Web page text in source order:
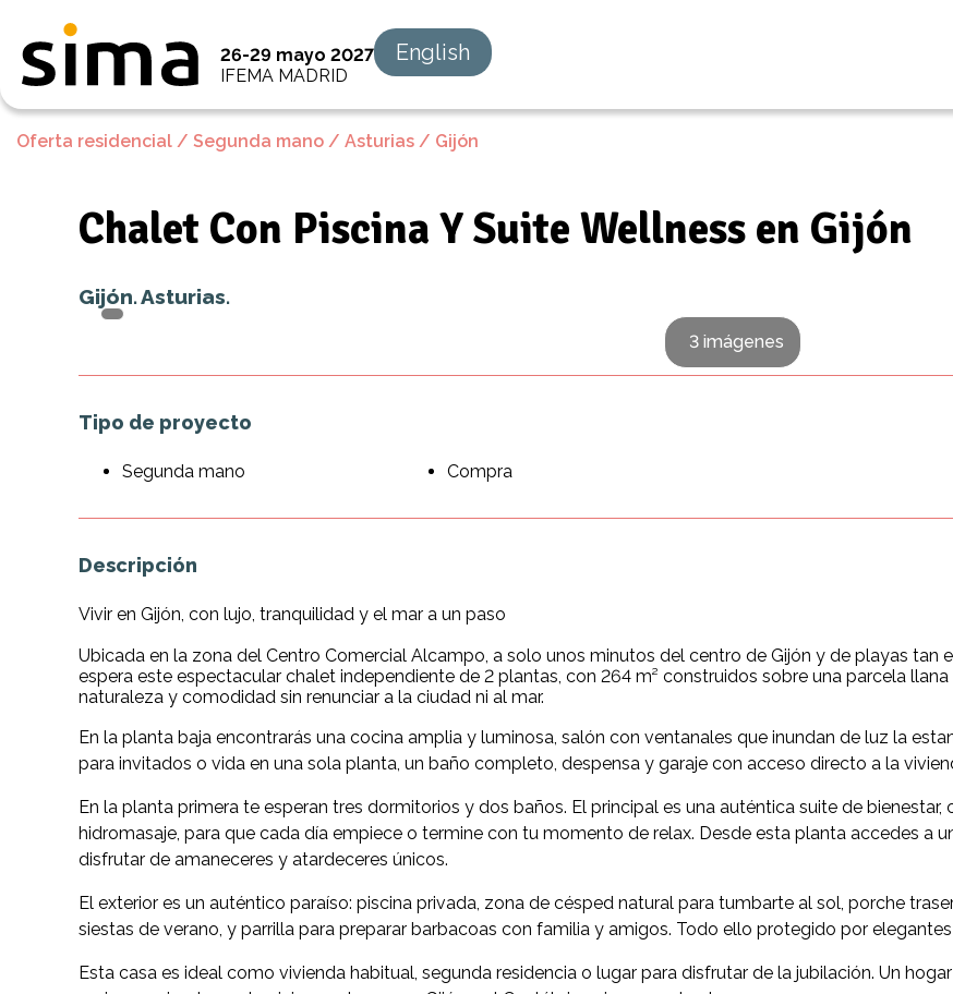
26-29 mayo 2027
IFEMA MADRID
English
Oferta residencial / Segunda mano / Asturias / Gijón
Chalet Con Piscina Y Suite Wellness en Gijón
Gijón. Asturias.
3 imágenes
Tipo de proyecto
Segunda mano Compra
Descripción
Vivir en Gijón, con lujo, tranquilidad y el mar a un paso
Ubicada en la zona del Centro Comercial Alcampo, a solo unos minutos del centro de Gijón y de playas
espera este espectacular chalet independiente de 2 plantas, con 264 m² construidos sobre una parcela
naturaleza y comodidad sin renunciar a la ciudad ni al mar.
En la planta baja encontrarás una cocina amplia y luminosa, salón con ventanales que inundan de luz la
para invitados o vida en una sola planta, un baño completo, despensa y garaje con acceso directo a la
En la planta primera te esperan tres dormitorios y dos baños. El principal es una auténtica suite de
hidromasaje, para que cada día empiece o termine con tu momento de relax. Desde esta planta accedes a
disfrutar de amaneceres y atardeceres únicos.
El exterior es un auténtico paraíso: piscina privada, zona de césped natural para tumbarte al sol, porche
siestas de verano, y parrilla para preparar barbacoas con familia y amigos. Todo ello protegido por
Esta casa es ideal como vivienda habitual, segunda residencia o lugar para disfrutar de la jubilación. Un